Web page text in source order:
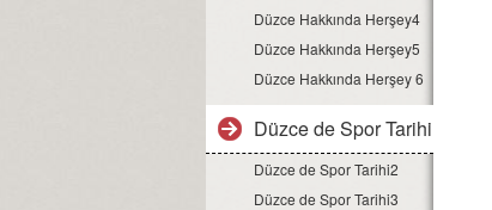
Düzce Hakkında Herşey4
Düzce Hakkında Herşey5
Düzce Hakkında Herşey 6
Düzce de Spor Tarihi1
Düzce de Spor Tarihi2
Düzce de Spor Tarihi3